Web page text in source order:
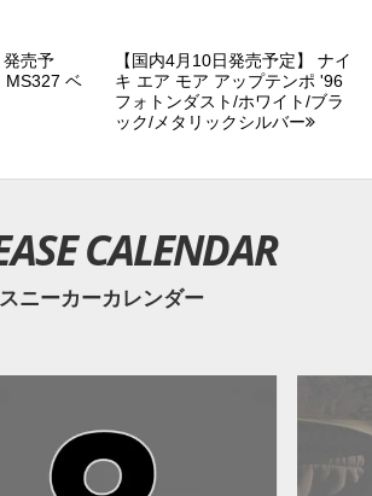
発売予
MS327 ベ
【国内4月10日発売予定】 ナイ
キ エア モア アップテンポ '96
フォトンダスト/ホワイト/ブラ
ック/メタリックシルバー
CALENDAR
スニーカーカレンダー